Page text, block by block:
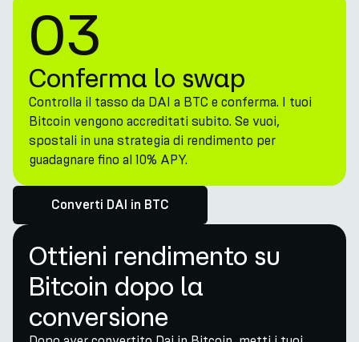
03
Conferma lo swap
Controlla il tasso da DAI a BTC e conferma. I tuoi
Bitcoin vengono accreditati subito. Se vuoi,
spostali in una strategia di rendimento per
guadagnare fino al 10% APY.
Converti DAI in BTC
Ottieni rendimento su
Bitcoin dopo la
conversione